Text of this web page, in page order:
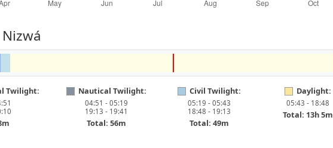
Twilight: Nautical Twilight:
04:51 - 05:19
19:13 - 19:41
Total: 56m
Civil Twilight:
05:19 - 05:43
18:48 - 19:13
Total: 49m
Daylight:
05:43 - 18:48
Total: 13h 5m